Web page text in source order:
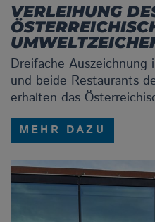
VERLEIHUNG
Dreifache
und beide Restaurants
erhalten das
MEHR DAZU